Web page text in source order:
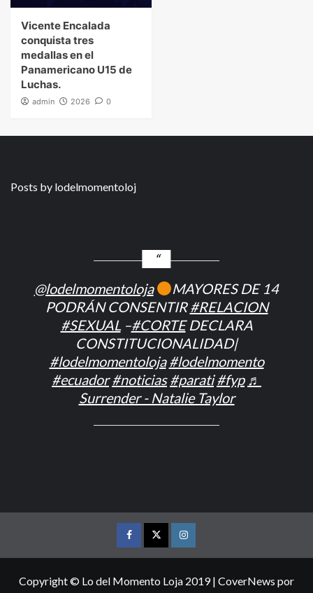
Vicente Encalada
conquista tres
medallas en el
Panamericano U15 de
Luchas.
admin 2026 0
Posts by lodelmomentoloj
@lodelmomentoloja
MAYORES DE 14
PODRÁN CONSENTIR#RELACION
#SEXUAL–#CORTEDECLARA
CONSTITUCIONALIDAD|
#lodelmomentoloja #lodelmomento
#ecuador #noticias #parati #fyp ♬
Surrender - Natalie Taylor
FACEBOOK
TWITTERINSTAGRAM
Copyright © Lo del Momento Loja 2019| CoverNews por